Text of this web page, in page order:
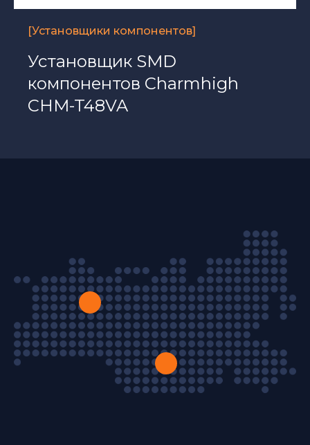
[Установщики компонентов]
Установщик SMD
компонентов Charmhigh
CHM-T48VA